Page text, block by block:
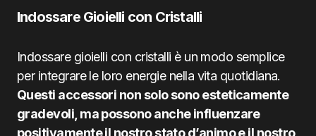
Indossare Gioielli con Cristalli
Indossare gioielli con cristalli è un modo semplice
per integrare le loro energie nella vita quotidiana.
Questi accessori non solo sono esteticamente
gradevoli, ma possono anche influenzare
positivamente il nostro stato d’animo e il nostro